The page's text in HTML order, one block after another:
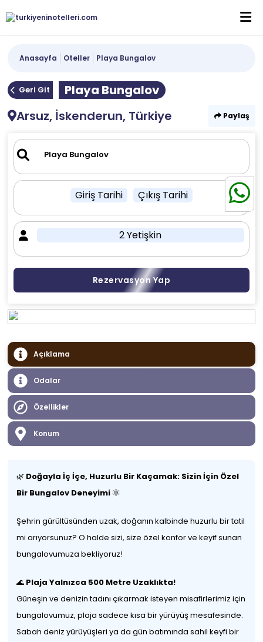
Anasayfa Oteller Playa Bungalov
Geri Git
Playa Bungalov
Arsuz, İskenderun, Türkiye
Paylaş
Giriş Tarihi Çıkış Tarihi
2 Yetişkin
Rezervasyon Yap
Açıklama
Odalar
Özellikler
Konum
🌿 Doğayla İç İçe, Huzurlu Bir Kaçamak: Sizin İçin Özel
Bir Bungalov Deneyimi🌞
Şehrin gürültüsünden uzak, doğanın kalbinde huzurlu bir tatil
mi arıyorsunuz? O halde sizi, size özel konfor ve keyif sunan
bungalovumuza bekliyoruz!
🌊 Plaja Yalnızca 500 Metre Uzaklıkta!
Güneşin ve denizin tadını çıkarmak isteyen misafirlerimiz için
bungalovumuz, plaja sadece kısa bir yürüyüş mesafesinde.
Sabah deniz yürüyüşleri ya da gün batımında sahil keyfi bir